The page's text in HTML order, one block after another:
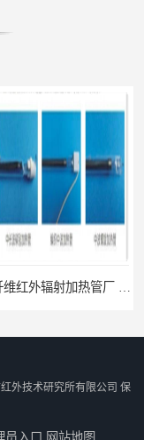
外技术研究所有限公司 保
员入口 网站地图